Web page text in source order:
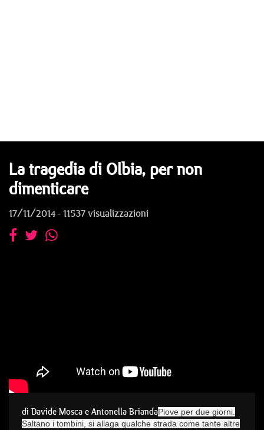
La tragedia di Olbia, per non
dimenticare
17/11/2014 - 11537 visualizzazioni
di Davide Mosca e Antonella BriandaPiove per due giorni.
Saltano i tombini, si allaga qualche strada come tante altre